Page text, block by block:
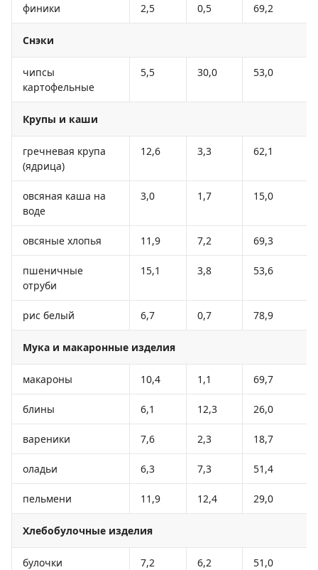
финики 2,5 0,5 69,2
Снэки
чипсы
картофельные
5,5 30,0 53,0
Крупы и каши
гречневая крупа
(ядрица)
12,6 3,3 62,1
овсяная каша на
воде
3,0 1,7 15,0
овсяные хлопья 11,9 7,2 69,3
пшеничные
отруби
15,1 3,8 53,6
рис белый 6,7 0,7 78,9
Мука и макаронные изделия
макароны 10,4 1,1 69,7
блины 6,1 12,3 26,0
вареники 7,6 2,3 18,7
оладьи 6,3 7,3 51,4
пельмени 11,9 12,4 29,0
Хлебобулочные изделия
булочки 7,2 6,2 51,0